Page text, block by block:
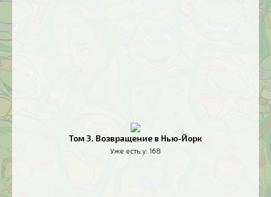
Том 3. Возвращение в Нью-Йорк
Уже есть у: 168